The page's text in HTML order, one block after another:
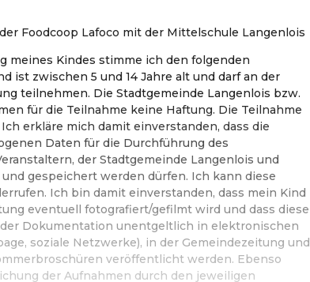
Foodcoop Lafoco mit der Mittelschule Langenlois
meines Kindes stimme ich den folgenden
ist zwischen 5 und 14 Jahre alt und darf an der
teilnehmen. Die Stadtgemeinde Langenlois bzw.
für die Teilnahme keine Haftung. Die Teilnahme
erkläre mich damit einverstanden, dass die
Daten für die Durchführung des
der Stadtgemeinde Langenlois und
gespeichert werden dürfen. Ich kann diese
Ich bin damit einverstanden, dass mein Kind
eventuell fotografiert/gefilmt wird und dass diese
Dokumentation unentgeltlich in elektronischen
soziale Netzwerke), in der Gemeindezeitung und
veröffentlicht werden. Ebenso
der Aufnahmen durch den jeweiligen